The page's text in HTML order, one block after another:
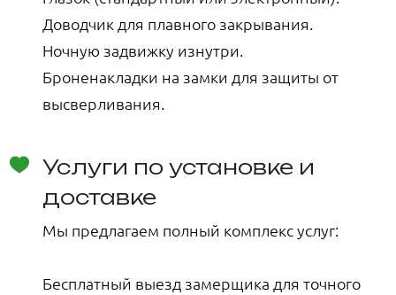
Доводчик для плавного закрывания.
Ночную задвижку изнутри.
Броненакладки на замки для защиты от
высверливания.
Услуги по установке и
доставке
Мы предлагаем полный комплекс услуг:
Бесплатный выезд замерщика для точного